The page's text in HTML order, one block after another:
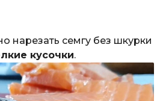
нарезать семгу без шкурки
кусочки.